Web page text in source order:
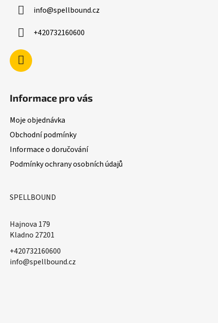
info@spellbound.cz
+420732160600
Informace pro vás
Moje objednávka
Obchodní podmínky
Informace o doručování
Podmínky ochrany osobních údajů
SPELLBOUND
Hajnova 179
Kladno 27201
+420732160600
​info@spellbound.cz